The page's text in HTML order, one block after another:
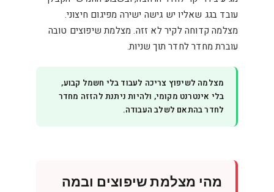
עובד בגג שאליו יש גישה ישירה מפיגום חיצוני.
מצלמה קדוחה לקיר לא זזה. מצלמת שיפוצים טובה
עוברת מחדר לחדר תוך שניות.
מצלמה לשיפוץ צריכה לעבוד בלי חשמל קבוע,
בלי אינטרנט מקומי, ולהיות ניתנת להזזה מחדר
לחדר בהתאם לשלב העבודה.
מהי מצלמת שיפוצים ובמה